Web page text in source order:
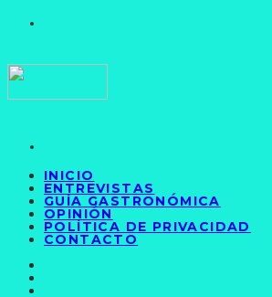
INICIO
ENTREVISTAS
GUÍA GASTRONÓMICA
OPINIÓN
POLÍTICA DE PRIVACIDAD
CONTACTO